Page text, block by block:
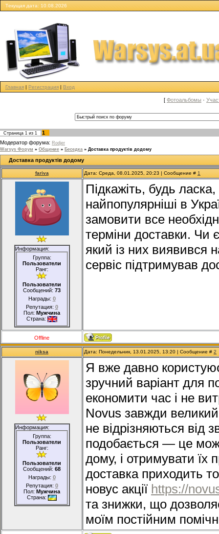
Tекущая дата: 10.08.2026
Главная|Регистрация|Вход
[ Фотоальбомы ·
Страница 1 из 1
1
Модератор форума: Rodjer
Warsys Форум » Общение » Беседка » Доставка продуктів додому
Доставка продуктів додому
fariva Дата: Среда, 08.01.2025, 20:23 | Сообщение #1
Информация:
Группа:
Пользователи
Пользователи
Сообщений: 73
Награды: 0
Репутация: 0
Пол: Мужчина
Страна:
Підкажіть, будь ласка,
найпопулярніші в
замовити все
терміни доставки. Чи
який із них
сервіс підтримував
Offline
niksa Дата: Понедельник, 13.01.2025, 13:20 | Сообщение #2
Информация:
Группа:
Пользователи
Пользователи
Сообщений: 68
Награды: 0
Репутация: 0
Пол: Мужчина
Страна:
Я вже давно
зручний варіант для
економити час і не
Novus завжди великий
не відрізняються від
подобається — це
дому, і отримувати їх
доставка приходить
новус акції https://
та знижки, що
моїм постійним